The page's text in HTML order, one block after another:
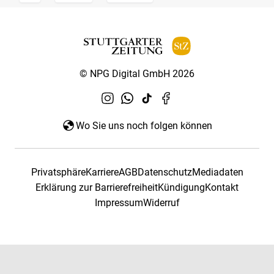
© NPG Digital GmbH 2026
Wo Sie uns noch folgen können
PrivatsphäreKarriereAGBDatenschutzMediadaten
Erklärung zur BarrierefreiheitKündigungKontakt
ImpressumWiderruf